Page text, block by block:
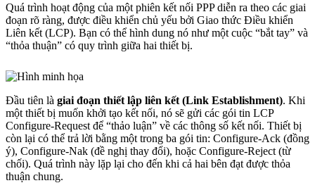
Quá trình hoạt động của một phiên kết nối PPP diễn ra theo các giai
đoạn rõ ràng, được điều khiển chủ yếu bởi Giao thức Điều khiển
Liên kết (LCP). Bạn có thể hình dung nó như một cuộc “bắt tay” và
“thỏa thuận” có quy trình giữa hai thiết bị.
Đầu tiên là giai đoạn thiết lập liên kết (Link Establishment). Khi
một thiết bị muốn khởi tạo kết nối, nó sẽ gửi các gói tin LCP
Configure-Request để “thảo luận” về các thông số kết nối. Thiết bị
còn lại có thể trả lời bằng một trong ba gói tin: Configure-Ack (đồng
ý), Configure-Nak (đề nghị thay đổi), hoặc Configure-Reject (từ
chối). Quá trình này lặp lại cho đến khi cả hai bên đạt được thỏa
thuận chung.